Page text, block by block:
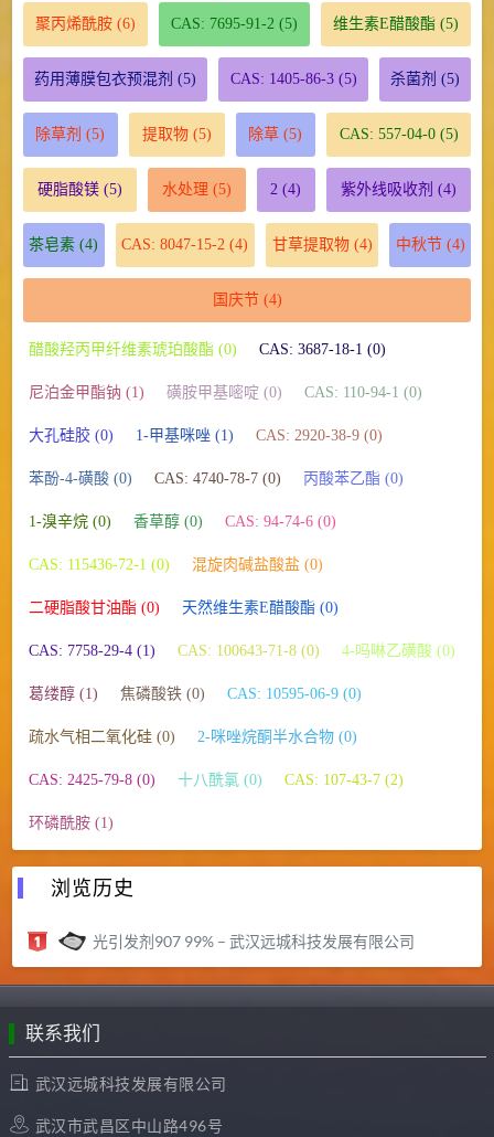
聚丙烯酰胺(6) CAS: 7695-91-2 (5) 维生素E醋酸酯 (5)
药用薄膜包衣预混剂 (5) CAS: 1405-86-3(5) 杀菌剂 (5)
除草剂 (5) 提取物(5) 除草 (5) CAS: 557-04-0(5)
硬脂酸镁(5) 水处理 (5) 2 (4) 紫外线吸收剂 (4)
茶皂素 (4) CAS: 8047-15-2 (4) 甘草提取物(4) 中秋节(4)
国庆节(4)
醋酸羟丙甲纤维素琥珀酸酯 (0) CAS: 3687-18-1 (0)
尼泊金甲酯钠 (1) 磺胺甲基嘧啶 (0) CAS: 110-94-1 (0)
大孔硅胶 (0) 1-甲基咪唑 (1) CAS: 2920-38-9 (0)
苯酚-4-磺酸 (0) CAS: 4740-78-7 (0) 丙酸苯乙酯 (0)
1-溴辛烷 (0) 香草醇 (0) CAS: 94-74-6 (0)
CAS: 115436-72-1 (0) 混旋肉碱盐酸盐 (0)
二硬脂酸甘油酯 (0) 天然维生素E醋酸酯 (0)
CAS: 7758-29-4 (1) CAS: 100643-71-8 (0) 4-吗啉乙磺酸 (0)
葛缕醇 (1) 焦磷酸铁 (0) CAS: 10595-06-9 (0)
疏水气相二氧化硅 (0) 2-咪唑烷酮半水合物 (0)
CAS: 2425-79-8 (0) 十八酰氯 (0) CAS: 107-43-7 (2)
环磷酰胺 (1)
浏览历史
光引发剂907 99% – 武汉远城科技发展有限公司
联系我们
武汉远城科技发展有限公司
武汉市武昌区中山路496号